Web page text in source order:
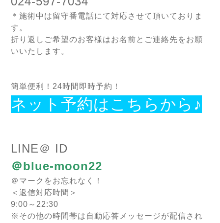
＊施術中は留守番電話にて対応させて頂いておりま
す。
折り返しご希望のお客様はお名前とご連絡先をお願
いいたします。
簡単便利！24時間即時予約！
ネット予約はこちらから♪
LINE＠ ID
＠blue-moon22
＠マークをお忘れなく！
＜返信対応時間＞
9:00～22:30
※その他の時間帯は自動応答メッセージが配信され